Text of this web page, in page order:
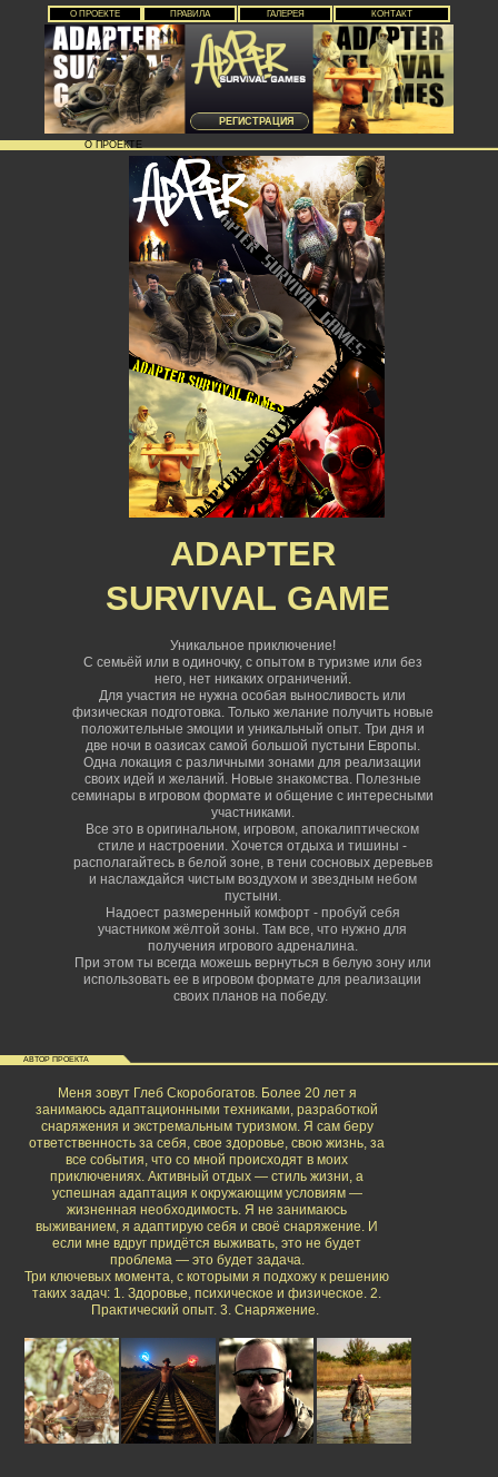
О ПРОЕКТЕ ПРАВИЛА ГАЛЕРЕЯ КОНТАКТ
РЕГИСТРАЦИЯ
О ПРОЕКТЕ
ADAPTER
SURVIVAL GAME
Уникальное приключение!
С семьёй или в одиночку, с опытом в туризме или без
него, нет никаких ограничений.
Для участия не нужна особая выносливость или
физическая подготовка. Только желание получить новые
положительные эмоции и уникальный опыт. Три дня и
две ночи в оазисах самой большой пустыни Европы.
Одна локация с различными зонами для реализации
своих идей и желаний. Новые знакомства. Полезные
семинары в игровом формате и общение с интересными
участниками.
Все это в оригинальном, игровом, апокалиптическом
стиле и настроении. Хочется отдыха и тишины -
располагайтесь в белой зоне, в тени сосновых деревьев
и наслаждайся чистым воздухом и звездным небом
пустыни.
Надоест размеренный комфорт - пробуй себя
участником жёлтой зоны. Там все, что нужно для
получения игрового адреналина.
При этом ты всегда можешь вернуться в белую зону или
использовать ее в игровом формате для реализации
своих планов на победу.
АВТОР ПРОЕКТА
Меня зовут Глеб Скоробогатов. Более 20 лет я
занимаюсь адаптационными техниками, разработкой
снаряжения и экстремальным туризмом. Я сам беру
ответственность за себя, свое здоровье, свою жизнь, за
все события, что со мной происходят в моих
приключениях. Активный отдых — стиль жизни, а
успешная адаптация к окружающим условиям —
жизненная необходимость. Я не занимаюсь
выживанием, я адаптирую себя и своё снаряжение. И
если мне вдруг придётся выживать, это не будет
проблема — это будет задача.
Три ключевых момента, с которыми я подхожу к решению
таких задач: 1. Здоровье, психическое и физическое. 2.
Практический опыт. 3. Снаряжение.